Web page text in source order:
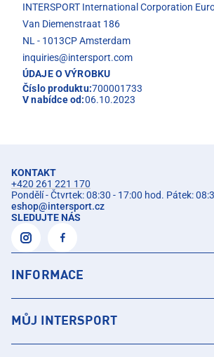
INTERSPORT International Corporation
Van Diemenstraat 186
NL - 1013CP Amsterdam
inquiries@intersport.com
ÚDAJE O VÝROBKU
Číslo produktu:700001733
V nabídce od:06.10.2023
KONTAKT
+420 261 221 170
Pondělí - Čtvrtek: 08:30 - 17:00 hod. Pátek:
eshop@intersport.cz
SLEDUJTE NÁS
INFORMACE
MŮJ INTERSPORT